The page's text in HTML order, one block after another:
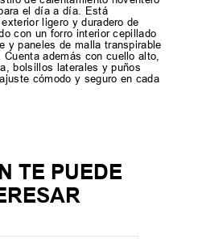
el día a día. Está
ligero y duradero de
con un forro interior cepillado
y paneles de malla transpirable
además con cuello alto,
bolsillos laterales y puños
cómodo y seguro en cada
TE PUEDE